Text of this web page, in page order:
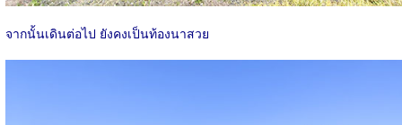
จากนั้นเดินต่อไป ยังคงเป็นท้องนาสวย